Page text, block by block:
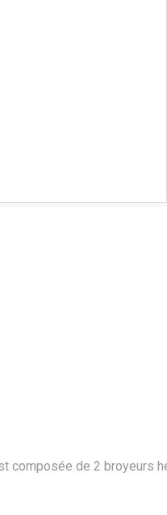
composée de 2 broyeurs